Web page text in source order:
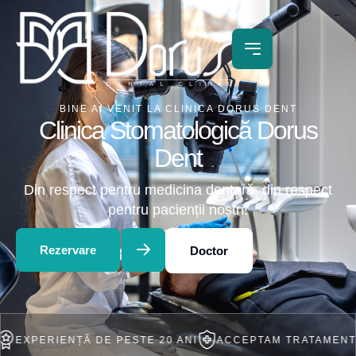
BINE AI VENIT LA CLINICA DORUS DENT
Clinica Stomatologică Dorus
Dent
Din respect pentru medicina dentară, din respect
pentru pacienții noștri!
Rezervare Doctor
DE PESTE 20 ANI ACCEPTAM TRATAMENT IN RATE